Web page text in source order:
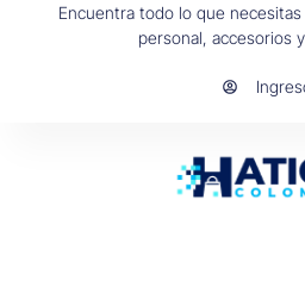
Encuentra todo lo que
personal, accesorios